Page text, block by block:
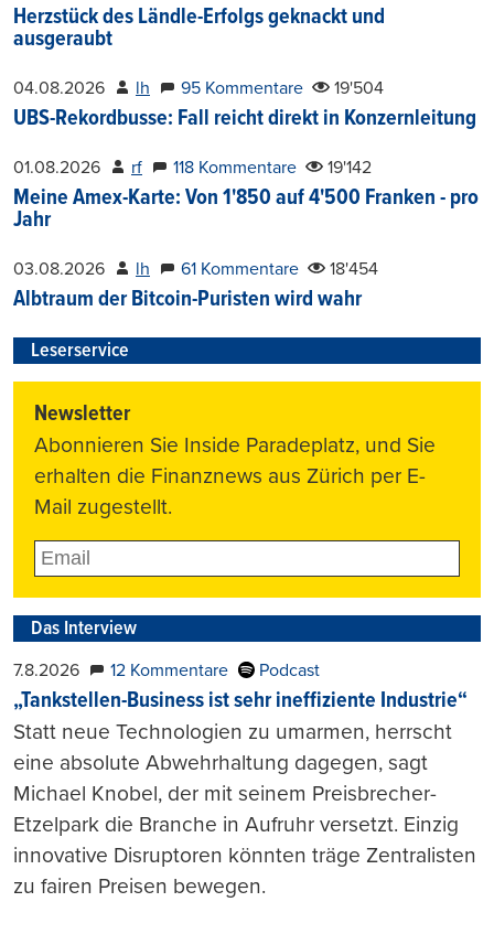
Herzstück des Ländle-Erfolgs geknackt und
ausgeraubt
04.08.2026 lh 95 Kommentare 19'504
UBS-Rekordbusse: Fall reicht direkt in Konzernleitung
01.08.2026 rf 118 Kommentare 19'142
Meine Amex-Karte: Von 1'850 auf 4'500 Franken - pro
Jahr
03.08.2026 lh 61 Kommentare 18'454
Albtraum der Bitcoin-Puristen wird wahr
Leserservice
Newsletter
Abonnieren Sie Inside Paradeplatz, und Sie
erhalten die Finanznews aus Zürich per E-
Mail zugestellt.
Das Interview
7.8.2026 12 Kommentare Podcast
„Tankstellen-Business ist sehr ineffiziente Industrie“
Statt neue Technologien zu umarmen, herrscht
eine absolute Abwehrhaltung dagegen, sagt
Michael Knobel, der mit seinem Preisbrecher-
Etzelpark die Branche in Aufruhr versetzt. Einzig
innovative Disruptoren könnten träge Zentralisten
zu fairen Preisen bewegen.